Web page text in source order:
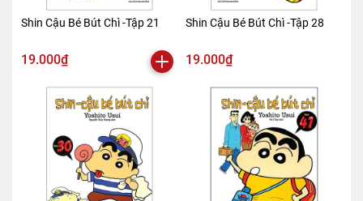
Shin Cậu Bé Bút Chì -Tập 21
19.000₫
Shin Cậu Bé Bút Chì -Tập 28
19.000₫